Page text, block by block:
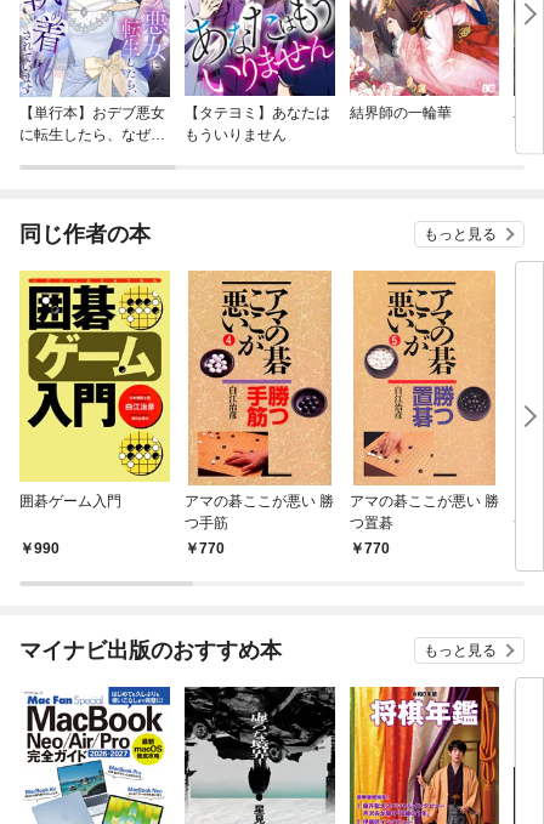
【単行本】おデブ悪女
に転生したら、なぜか
【タテヨミ】あなたは
もういりません
結界師の一輪華
バ
今
同じ作者の本 もっと見る
囲碁ゲーム入門
990
アマの碁ここが悪い 勝
つ手筋
770
アマの碁ここが悪い 勝
つ置碁
770
つ
マイナビ出版のおすすめ本 もっと見る